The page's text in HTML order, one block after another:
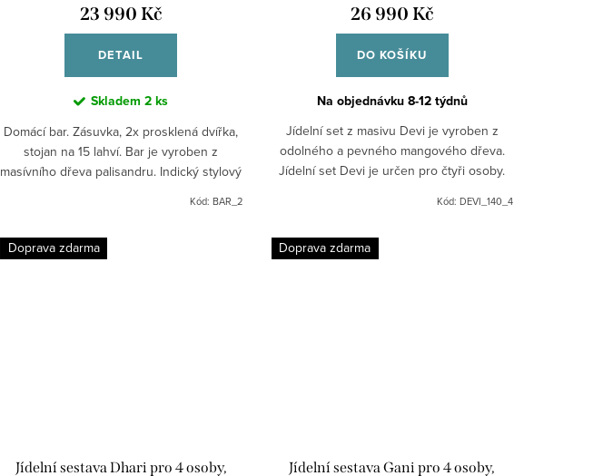
23 990 Kč
DETAIL
Skladem2 ks
Domácí bar. Zásuvka, 2x prosklená dvířka,
stojan na 15 lahví. Bar je vyroben z
masívního dřeva palisandru. Indický stylový
Kód: BAR_2
26 990 Kč
DO KOŠÍKU
Na objednávku 8-12 týdnů
Jídelní set z masivu Devi je vyroben z
odolného a pevného mangového dřeva.
Jídelní set Devi je určen pro čtyři osoby.
140/90/76 cmžidle:...
Kód: DEVI_140_4
Doprava zdarma
Jídelní sestava Dhari pro 4 osoby,
Doprava zdarma
Jídelní sestava Gani pro 4 osoby,